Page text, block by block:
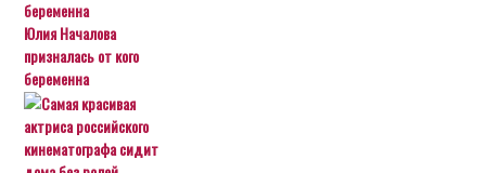
Юлия Началова
призналась от кого
беременна